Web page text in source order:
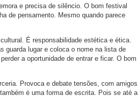
e precisa de silêncio. O bom festival
de pensamento. Mesmo quando parece
É responsabilidade estética e ética.
guarda lugar e coloca o nome na lista de
a oportunidade de entrar e ficar. O bom
Provoca e debate tensões, com amigos
é uma forma de escrita. Pois se até a